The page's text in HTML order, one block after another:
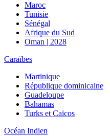
Maroc
Tunisie
Sénégal
Afrique du Sud
Oman | 2028
Caraïbes
Martinique
République dominicaine
Guadeloupe
Bahamas
Turks et Caïcos
Océan Indien